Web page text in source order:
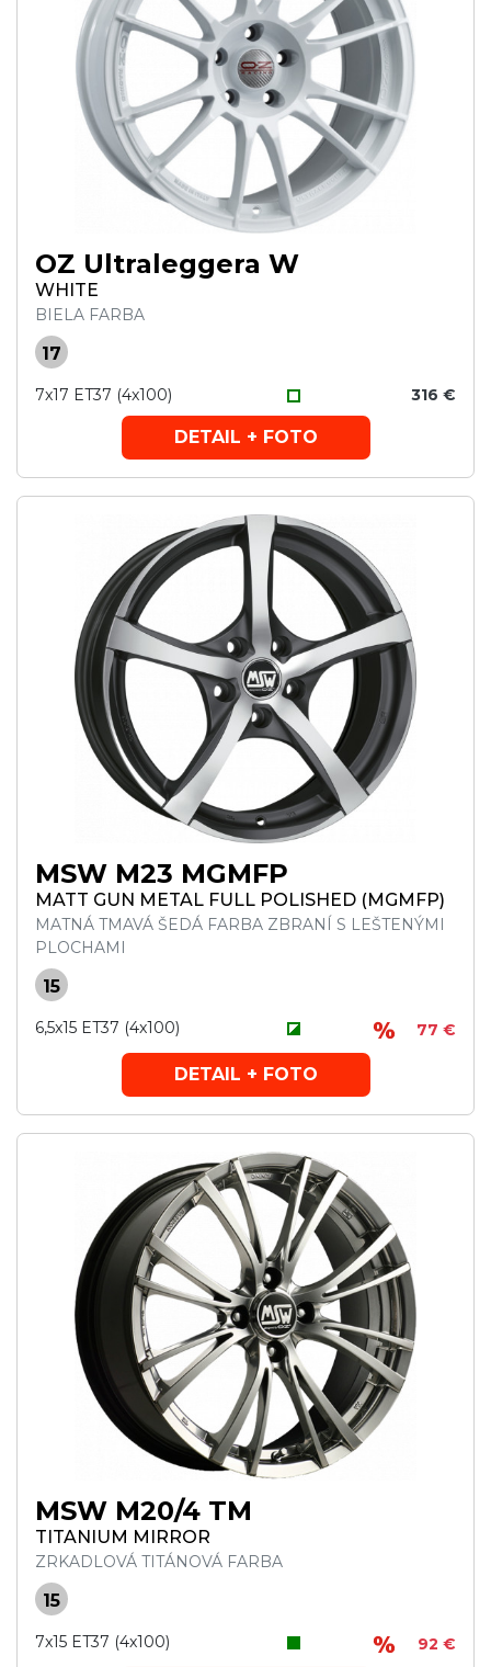
OZ Ultraleggera W
WHITE
BIELA FARBA
17
7x17 ET37 (4x100) 316 €
DETAIL + FOTO
MSW M23 MGMFP
MATT GUN METAL FULL POLISHED (MGMFP)
MATNÁ TMAVÁ ŠEDÁ FARBA ZBRANÍ S LEŠTENÝMI
PLOCHAMI
15
6,5x15 ET37 (4x100) 77 €
DETAIL + FOTO
MSW M20/4 TM
TITANIUM MIRROR
ZRKADLOVÁ TITÁNOVÁ FARBA
15
7x15 ET37 (4x100) 92 €